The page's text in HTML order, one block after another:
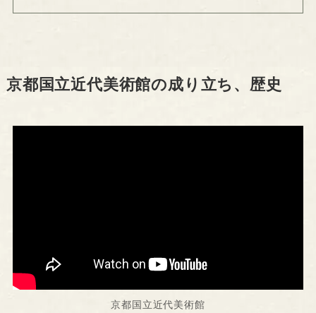
京都国立近代美術館の成り立ち、歴史
京都国立近代美術館